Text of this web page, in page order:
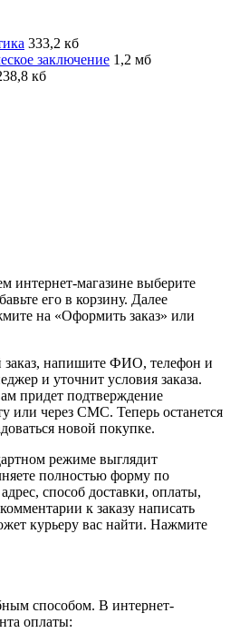
333,2 кб
заключение 1,2 мб
кб
интернет-магазине выберите
его в корзину. Далее
на «Оформить заказ» или
заказ, напишите ФИО, телефон и
и уточнит условия заказа.
придет подтверждение
или через СМС. Теперь останется
новой покупке.
режиме выглядит
полностью форму по
способ доставки, оплаты,
к заказу написать
курьеру вас найти. Нажмите
способом. В интернет-
оплаты: